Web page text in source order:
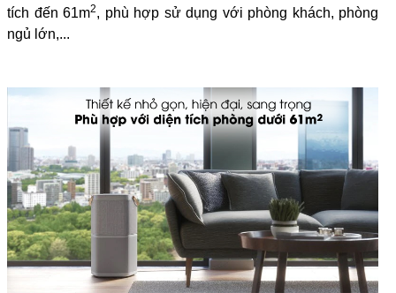
tích đến 61m2, phù hợp sử dụng với phòng khách, phòng
ngủ lớn,...